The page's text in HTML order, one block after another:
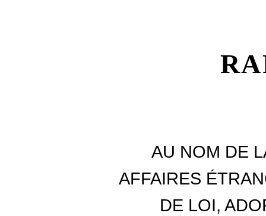
AU NOM DE
AFFAIRES
DE LOI,